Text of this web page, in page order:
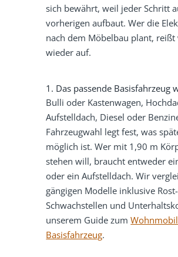
sich bewährt, weil jeder Schritt
vorherigen aufbaut. Wer die
nach dem Möbelbau plant, reißt
wieder auf.
1. Das passende Basisfahrzeug
Bulli oder Kastenwagen,
Aufstelldach, Diesel oder
Fahrzeugwahl legt fest, was
möglich ist. Wer mit 1,90 m
stehen will, braucht entweder
oder ein Aufstelldach. Wir
gängigen Modelle inklusive Rost-
Schwachstellen und
unserem Guide zumWohnmobil
Basisfahrzeug.